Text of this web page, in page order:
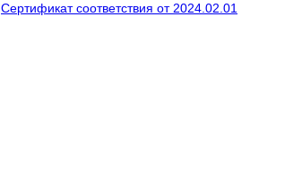
Сертификат соответствия от 2024.02.01